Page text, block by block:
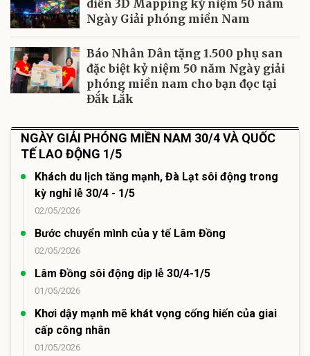
diễn 3D Mapping kỷ niệm 50 năm
Ngày Giải phóng miền Nam
Báo Nhân Dân tặng 1.500 phụ san
đặc biệt kỷ niệm 50 năm Ngày giải
phóng miền nam cho bạn đọc tại
Đắk Lắk
NGÀY GIẢI PHÓNG MIỀN NAM 30/4 VÀ QUỐC
TẾ LAO ĐỘNG 1/5
Khách du lịch tăng mạnh, Đà Lạt sôi động trong
kỳ nghỉ lễ 30/4 - 1/5
02/05/2026
Bước chuyển mình của y tế Lâm Đồng
02/05/2026
Lâm Đồng sôi động dịp lễ 30/4-1/5
01/05/2026
Khơi dậy mạnh mẽ khát vọng cống hiến của giai
cấp công nhân
01/05/2026